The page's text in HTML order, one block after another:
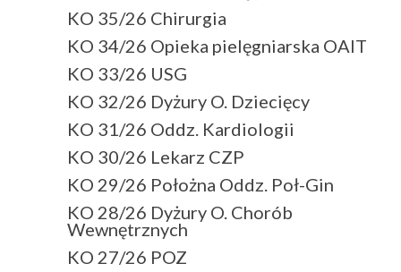
KO 35/26 Chirurgia
KO 34/26 Opieka pielęgniarska OAIT
KO 33/26 USG
KO 32/26 Dyżury O. Dziecięcy
KO 31/26 Oddz. Kardiologii
KO 30/26 Lekarz CZP
KO 29/26 Położna Oddz. Poł-Gin
KO 28/26 Dyżury O. Chorób
Wewnętrznych
KO 27/26 POZ